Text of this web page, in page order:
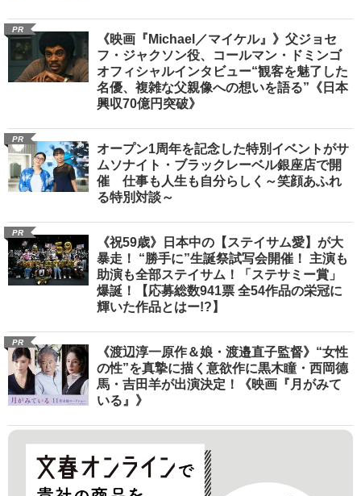
PR
《映画『Michael／マイケル』》父ジョセ
フ・ジャクソン役、コールマン・ドミンゴ
オフィシャルインタビュー“観客を魅了した
名優、複雑な父親像への想いを語る”《日本
興収70億円突破》
PR
オープン1周年を記念した特別イベントがサ
ムソナイト・ブラックレーベル銀座店で開
催 仕事も人生も自分らしく～笑顔あふれ
る特別対談～
PR
《祝59歳》日本中の【ステイサム愛】が大
暴走！ “勝手に”生誕祭試写会開催！ 主演も
助演も全部ステイサム！「ステサミー賞」
爆誕！【応募総数941票 全54作品の栄冠に
輝いた作品とはー!?】
PR
《渡辺淳一原作＆娘・渡邉直子監督》“女性
の性”を真摯に描く意欲作に黒木瞳・西岡德
馬・吉田羊が出演決定！《映画『月がみて
いる』》